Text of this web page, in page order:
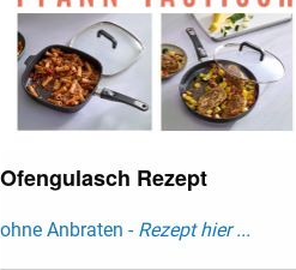
Ofengulasch Rezept
ohne Anbraten - Rezept hier ...